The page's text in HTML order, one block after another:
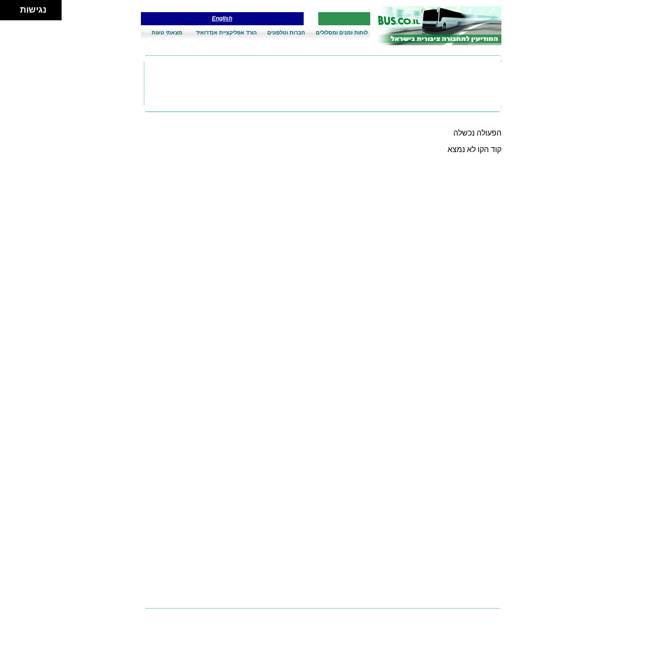
English
לוחות זמנים ומסלולים חברות וטלפונים הורד אפליקציית אנדרואיד מצאתי טעות
הפעולה נכשלה
קוד הקו לא נמצא
נגישות